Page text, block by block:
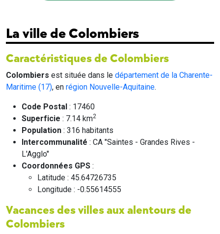
La ville de Colombiers
Caractéristiques de Colombiers
Colombiers est située dans le département de la Charente-
Maritime (17), en région Nouvelle-Aquitaine.
Code Postal : 17460
Superficie : 7.14 km2
Population : 316 habitants
Intercommunalité : CA "Saintes - Grandes Rives -
L'Agglo"
Coordonnées GPS :
Latitude : 45.64726735
Longitude : -0.55614555
Vacances des villes aux alentours de
Colombiers